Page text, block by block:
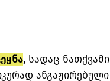
, სადაც ნათქვამი
ანგაჟირებული